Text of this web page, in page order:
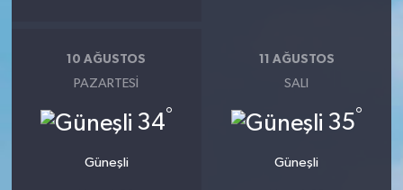
10 AĞUSTOS
PAZARTESI
34°
Güneşli
11 AĞUSTOS
SALI
35°
Güneşli